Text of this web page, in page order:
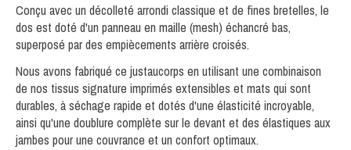
Conçu avec un décolleté arrondi classique et de fines bretelles, le
dos est doté d'un panneau en maille (mesh) échancré bas,
superposé par des empiècements arrière croisés.
Nous avons fabriqué ce justaucorps en utilisant une combinaison
de nos tissus signature imprimés extensibles et mats qui sont
durables, à séchage rapide et dotés d'une élasticité incroyable,
ainsi qu'une doublure complète sur le devant et des élastiques aux
jambes pour une couvrance et un confort optimaux.